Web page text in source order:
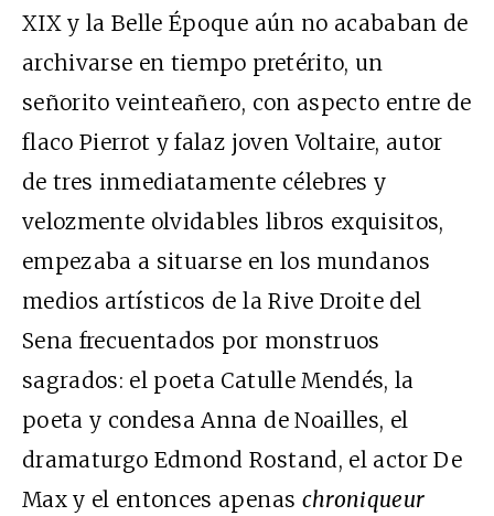
XIX y la Belle Époque aún no acababan de
archivarse en tiempo pretérito, un
señorito veinteañero, con aspecto entre de
flaco Pierrot y falaz joven Voltaire, autor
de tres inmediatamente célebres y
velozmente olvidables libros exquisitos,
empezaba a situarse en los mundanos
medios artísticos de la Rive Droite del
Sena frecuentados por monstruos
sagrados: el poeta Catulle Mendés, la
poeta y condesa Anna de Noailles, el
dramaturgo Edmond Rostand, el actor De
Max y el entonces apenas chroniqueur